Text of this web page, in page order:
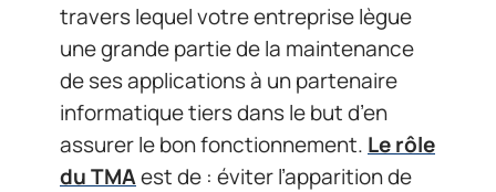
travers lequel votre entreprise lègue
une grande partie de la maintenance
de ses applications à un partenaire
informatique tiers dans le but d’en
assurer le bon fonctionnement. Le rôle
du TMAest de : éviter l’apparition de